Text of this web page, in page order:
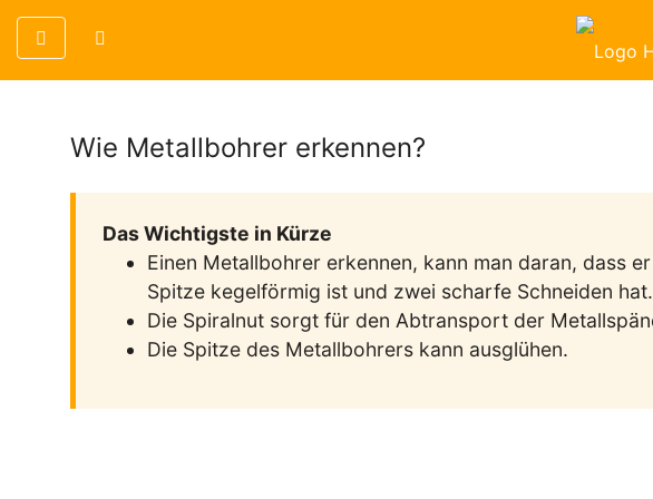
Wie Metallbohrer erkennen?
Das Wichtigste in Kürze
Einen Metallbohrer erkennen, kann man daran, dass
Spitze kegelförmig ist und zwei scharfe Schneiden hat.
Die Spiralnut sorgt für den Abtransport der
Die Spitze des Metallbohrers kann ausglühen.